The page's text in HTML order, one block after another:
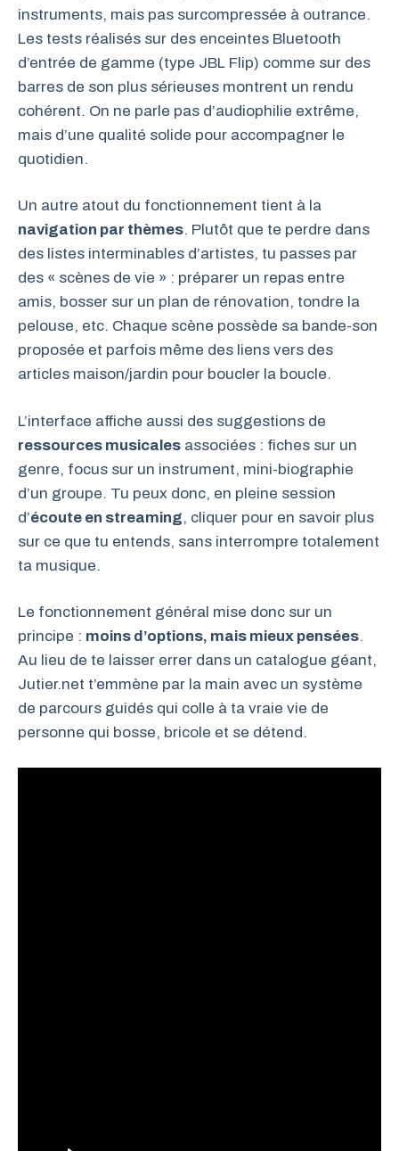
instruments, mais pas surcompressée à outrance.
Les tests réalisés sur des enceintes Bluetooth
d’entrée de gamme (type JBL Flip) comme sur des
barres de son plus sérieuses montrent un rendu
cohérent. On ne parle pas d’audiophilie extrême,
mais d’une qualité solide pour accompagner le
quotidien.
Un autre atout du fonctionnement tient à la
navigation par thèmes. Plutôt que te perdre dans
des listes interminables d’artistes, tu passes par
des « scènes de vie » : préparer un repas entre
amis, bosser sur un plan de rénovation, tondre la
pelouse, etc. Chaque scène possède sa bande-son
proposée et parfois même des liens vers des
articles maison/jardin pour boucler la boucle.
L’interface affiche aussi des suggestions de
ressources musicales associées : fiches sur un
genre, focus sur un instrument, mini-biographie
d’un groupe. Tu peux donc, en pleine session
d’écoute en streaming, cliquer pour en savoir plus
sur ce que tu entends, sans interrompre totalement
ta musique.
Le fonctionnement général mise donc sur un
principe : moins d’options, mais mieux pensées.
Au lieu de te laisser errer dans un catalogue géant,
Jutier.net t’emmène par la main avec un système
de parcours guidés qui colle à ta vraie vie de
personne qui bosse, bricole et se détend.